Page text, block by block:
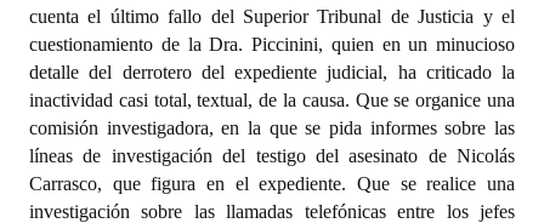
cuenta el último fallo del Superior Tribunal de Justicia y el
cuestionamiento de la Dra. Piccinini, quien en un minucioso
detalle del derrotero del expediente judicial, ha criticado la
inactividad casi total, textual, de la causa. Que se organice una
comisión investigadora, en la que se pida informes sobre las
líneas de investigación del testigo del asesinato de Nicolás
Carrasco, que figura en el expediente. Que se realice una
investigación sobre las llamadas telefónicas entre los jefes